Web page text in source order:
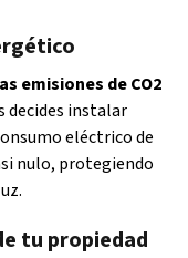
emisiones de CO2
decides instalar
eléctrico de
nulo, protegiendo
tu propiedad